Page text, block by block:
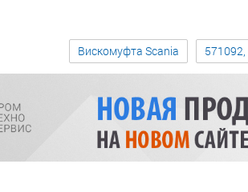
Вискомуфта Scania